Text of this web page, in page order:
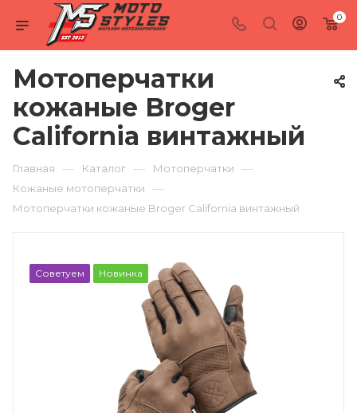
0
Мотоперчатки
кожаные Broger
California винтажный
Главная — Каталог — Мотоперчатки —
Кожаные мотоперчатки —
Мотоперчатки кожаные Broger California винтажный
Советуем Новинка